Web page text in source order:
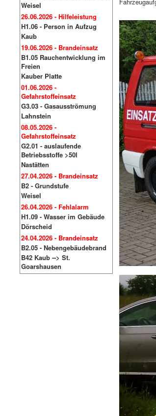
Weisel
26.06.2026 - Hilfeleistung
H1.06 - Person in Aufzug
Kaub
19.06.2026 - Brandeinsatz
B1.05 Rauchentwicklung im
Freien
Kauber Platte
01.06.2026 -
Gefahrstoffeinsatz
G3.03 - Gasausströmung
Lahnstein
08.05.2026 -
Gefahrstoffeinsatz
G2.01 - auslaufende
Betriebsstoffe >50l
Nastätten
27.04.2026 - Brandeinsatz
B2 - Grundstufe
Weisel
26.04.2026 - Fehlalarm
H1.09 - Wasser im Gebäude
Dörscheid
24.04.2026 - Brandeinsatz
B2.05 - Nebengebäudebrand
B42 Kaub --> St.
Goarshausen